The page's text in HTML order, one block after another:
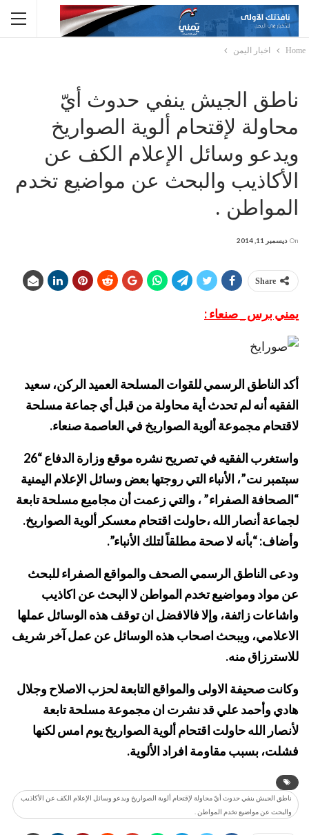
Home اخبار اليمن
ناطق الجيش ينفي حدوث أيّ
محاولة لإقتحام ألوية الصواريخ
ويدعو وسائل الإعلام الكف عن
الأكاذيب والبحث عن مواضيع تخدم
المواطن .
On ديسمبر 11, 2014
Share
يمني برس _ صنعاء :
أكد الناطق الرسمي للقوات المسلحة العميد الركن، سعيد
الفقيه أنه لم تحدث أية محاولة من قبل أي جماعة مسلحة
لاقتحام مجموعة ألوية الصواريخ في العاصمة صنعاء.
واستغرب الفقيه في تصريح نشره موقع وزارة الدفاع “26
سبتمبر نت”، الأنباء التي روجتها بعض وسائل الإعلام اليمنية
“الصحافة الصفراء” ، والتي زعمت أن مجاميع مسلحة تابعة
لجماعة أنصار الله ،حاولت اقتحام معسكر ألوية الصواريخ.
وأضاف: “بأنه لا صحة مطلقاً لتلك الأنباء”.
ودعى الناطق الرسمي الصحف والمواقع الصفراء للبحث
عن مواد ومواضيع تخدم المواطن لا البحث عن اكاذيب
واشاعات زائفة، وإلا فالافضل ان توقف هذه الوسائل عملها
الاعلامي، ويبحث اصحاب هذه الوسائل عن عمل آخر شريف
للاسترزاق منه.
وكانت صحيفة الاولى والمواقع التابعة لحزب الاصلاح وجلال
هادي وأحمد علي قد نشرت ان مجموعة مسلحة تابعة
لأنصار الله حاولت اقتحام ألوية الصواريخ يوم امس لكنها
فشلت، بسبب مقاومة افراد الألوية.
ناطق الجيش ينفي حدوث أيّ محاولة لإقتحام ألوية الصواريخ ويدعو وسائل الإعلام الكف عن الأكاذيب
والبحث عن مواضيع تخدم المواطن .